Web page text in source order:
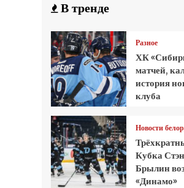
В тренде
Разное
ХК
матчей,
история
клуба
Новости
Кубка
Брылин
«Динамо»